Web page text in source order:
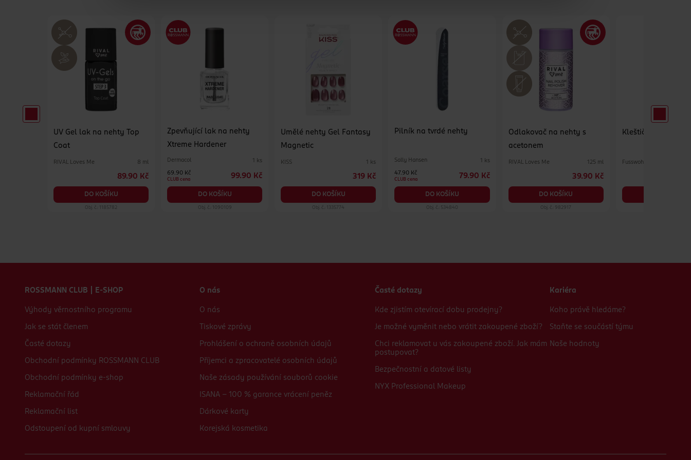
UV Gel lak na nehty Top
Coat
RIVAL Loves Me 8 ml
89.90 Kč
DO KOŠÍKU
Obj. č.: 1185782
Zpevňující lak na nehty
Xtreme Hardener
Dermacol 1 ks
69.90 Kč
CLUB cena 99.90 Kč
DO KOŠÍKU
Obj. č.: 1090109
Umělé nehty Gel Fantasy
Magnetic
KISS 1 ks
319 Kč
DO KOŠÍKU
Obj. č.: 1335774
Pilník na tvrdé nehty
Sally Hansen 1 ks
47.90 Kč
CLUB cena 79.90 Kč
DO KOŠÍKU
Obj. č.: 534840
Odlakovač na nehty s
acetonem
RIVAL Loves Me 125 ml
39.90 Kč
DO KOŠÍKU
Obj. č.: 982917
Kleštičky na nehty
Fusswohl
ROSSMANN CLUB | E-SHOP
Výhody věrnostního programu
Jak se stát členem
Časté dotazy
Obchodní podmínky ROSSMANN CLUB
Obchodní podmínky e-shop
Reklamační řád
Reklamační list
Odstoupení od kupní smlouvy
O nás
O nás
Tiskové zprávy
Prohlášení o ochraně osobních údajů
Příjemci a zpracovatelé osobních údajů
Naše zásady používání souborů cookie
ISANA - 100 % garance vrácení peněz
Dárkové karty
Korejská kosmetika
Časté dotazy
Kde zjistím otevírací dobu prodejny?
Je možné vyměnit nebo vrátit zakoupené zboží?
Chci reklamovat u vás zakoupené zboží. Jak mám
postupovat?
Bezpečnostní a datové listy
NYX Professional Makeup
Kariéra
Koho právě hledáme?
Staňte se součástí týmu
Naše hodnoty